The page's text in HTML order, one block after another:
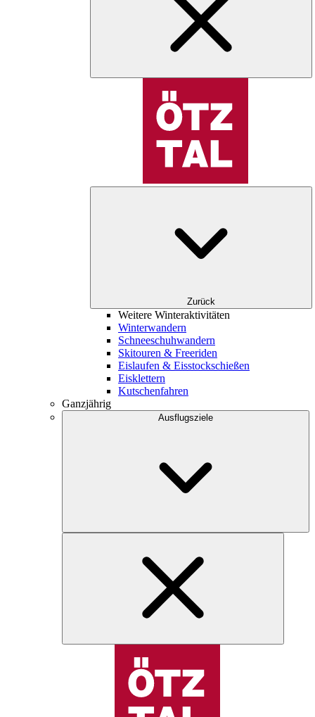
Zurück
Weitere Winteraktivitäten
Winterwandern
Schneeschuhwandern
Skitouren & Freeriden
Eislaufen & Eisstockschießen
Eisklettern
Kutschenfahren
Ganzjährig
Ausflugsziele